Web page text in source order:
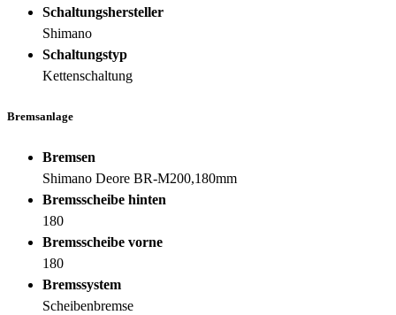
Schaltungshersteller
Shimano
Schaltungstyp
Kettenschaltung
Bremsanlage
Bremsen
Shimano Deore BR-M200,180mm
Bremsscheibe hinten
180
Bremsscheibe vorne
180
Bremssystem
Scheibenbremse